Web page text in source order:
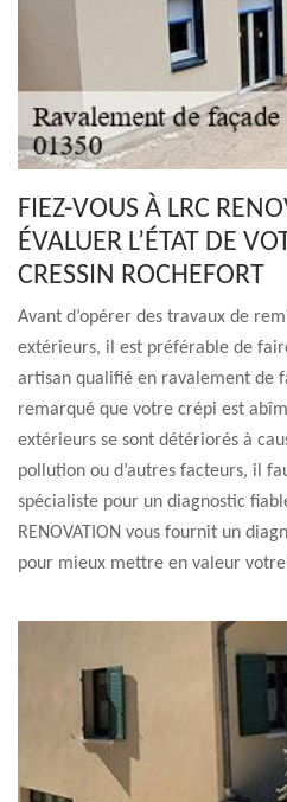
FIEZ-VOUS À LRC
ÉVALUER L’ÉTAT DE
CRESSIN ROCHEFORT
Avant d’opérer des travaux de
extérieurs, il est préférable de
artisan qualifié en ravalement de
remarqué que votre crépi est
extérieurs se sont détériorés à
pollution ou d’autres facteurs, il
spécialiste pour un diagnostic
RENOVATION vous fournit un
pour mieux mettre en valeur